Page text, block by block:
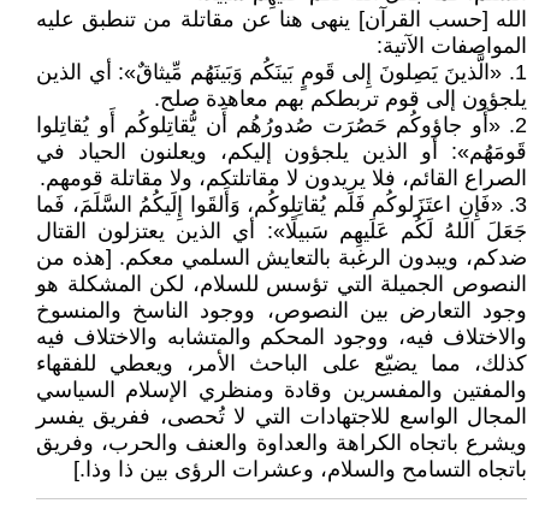
الله [حسب القرآن] ينهى هنا عن مقاتلة من تنطبق عليه
المواصفات الآتية:
1. «الَّذينَ يَصِلونَ إِلى قَومٍ بَينَكُم وَبَينَهُم مِّيثاقٌ»: أي الذين
يلجؤون إلى قوم تربطكم بهم معاهدة صلح.
2. «أَو جاؤوكُم حَصُرَت صُدورُهُم أَن يُّقاتِلوكُم أَو يُقاتِلوا
قَومَهُم»: أو الذين يلجؤون إليكم، ويعلنون الحياد في
الصراع القائم، فلا يريدون لا مقاتلتكم، ولا مقاتلة قومهم.
3. «فَإِنِ اعتَزَلوكُم فَلَم يُقاتِلوكُم، وَأَلقَوا إِلَيكُمُ السَّلَمَ، فَما
جَعَلَ اللهُ لَكُم عَلَيهِم سَبيلًا»: أي الذين يعتزلون القتال
ضدكم، ويبدون الرغبة بالتعايش السلمي معكم. [هذه من
النصوص الجميلة التي تؤسس للسلام، لكن المشكلة هو
وجود التعارض بين النصوص، ووجود الناسخ والمنسوخ
والاختلاف فيه، ووجود المحكم والمتشابه والاختلاف فيه
كذلك، مما يضيّع على الباحث الأمر، ويعطي للفقهاء
والمفتين والمفسرين وقادة ومنظري الإسلام السياسي
المجال الواسع للاجتهادات التي لا تُحصى، ففريق يفسر
ويشرع باتجاه الكراهة والعداوة والعنف والحرب، وفريق
باتجاه التسامح والسلام، وعشرات الرؤى بين ذا وذا.]